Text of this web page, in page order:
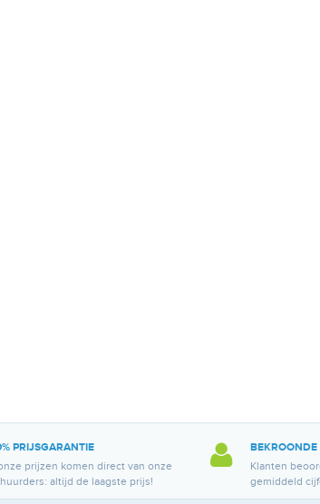
PRIJSGARANTIE
prijzen komen direct van onze
altijd de laagste prijs!
BEKROONDE
Klanten
gemiddeld